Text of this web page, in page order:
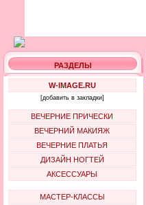
РАЗДЕЛЫ
W-IMAGE.RU
[добавить в закладки]
ВЕЧЕРНИЕ ПРИЧЕСКИ
ВЕЧЕРНИЙ МАКИЯЖ
ВЕЧЕРНИЕ ПЛАТЬЯ
ДИЗАЙН НОГТЕЙ
АКСЕССУАРЫ
МАСТЕР-КЛАССЫ